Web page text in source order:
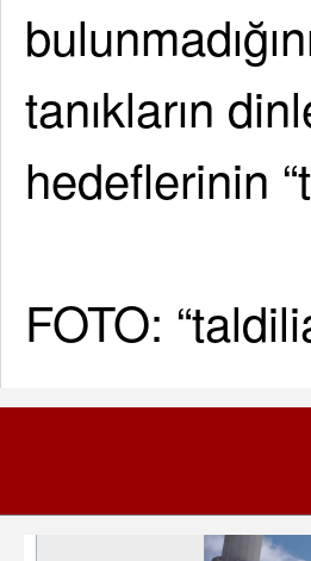
tanıkların
hedeflerinin
FOTO: